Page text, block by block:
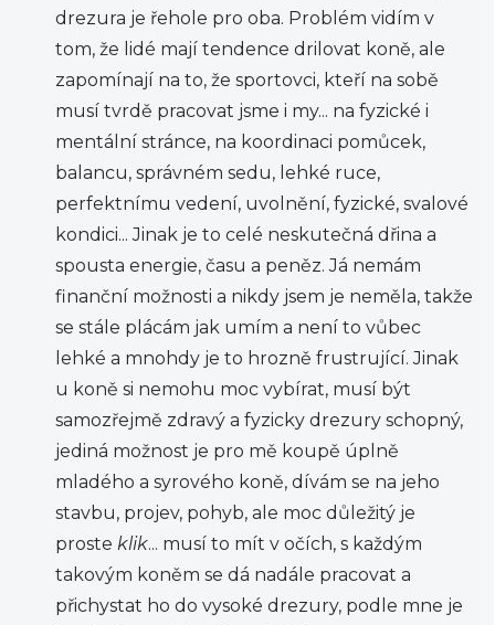
drezura je řehole pro oba. Problém vidím v
tom, že lidé mají tendence drilovat koně, ale
zapomínají na to, že sportovci, kteří na sobě
musí tvrdě pracovat jsme i my... na fyzické i
mentální stránce, na koordinaci pomůcek,
balancu, správném sedu, lehké ruce,
perfektnímu vedení, uvolnění, fyzické, svalové
kondici... Jinak je to celé neskutečná dřina a
spousta energie, času a peněz. Já nemám
finanční možnosti a nikdy jsem je neměla, takže
se stále plácám jak umím a není to vůbec
lehké a mnohdy je to hrozně frustrující. Jinak
u koně si nemohu moc vybírat, musí být
samozřejmě zdravý a fyzicky drezury schopný,
jediná možnost je pro mě koupě úplně
mladého a syrového koně, dívám se na jeho
stavbu, projev, pohyb, ale moc důležitý je
proste klik... musí to mít v očích, s každým
takovým koněm se dá nadále pracovat a
přichystat ho do vysoké drezury, podle mne je